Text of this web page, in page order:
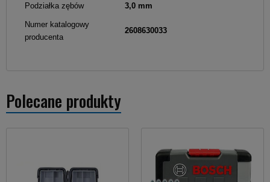
Podziałka zębów 3,0 mm
Numer katalogowy
producenta
2608630033
Polecane produkty